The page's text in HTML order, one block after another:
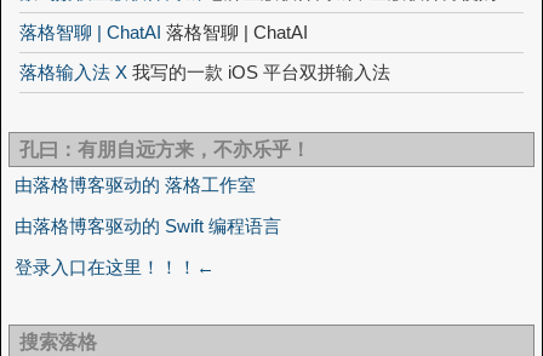
落格智聊 | ChatAI 落格智聊 | ChatAI
落格输入法 X 我写的一款 iOS 平台双拼输入法
孔曰：有朋自远方来，不亦乐乎！
由落格博客驱动的 落格工作室
由落格博客驱动的 Swift 编程语言
登录入口在这里！！！←
搜索落格